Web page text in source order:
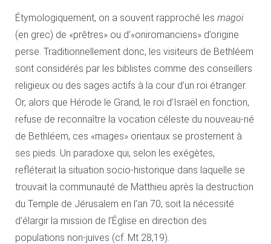
Étymologiquement, on a souvent rapproché les magoi
(en grec) de «prêtres» ou d’«oniromanciens» d’origine
perse. Traditionnellement donc, les visiteurs de Bethléem
sont considérés par les biblistes comme des conseillers
religieux ou des sages actifs à la cour d’un roi étranger.
Or, alors que Hérode le Grand, le roi d’Israël en fonction,
refuse de reconnaître la vocation céleste du nouveau-né
de Bethléem, ces «mages» orientaux se prosternent à
ses pieds. Un paradoxe qui, selon les exégètes,
refléterait la situation socio-historique dans laquelle se
trouvait la communauté de Matthieu après la destruction
du Temple de Jérusalem en l’an 70, soit la nécessité
d’élargir la mission de l’Église en direction des
populations non-juives (cf. Mt 28,19).